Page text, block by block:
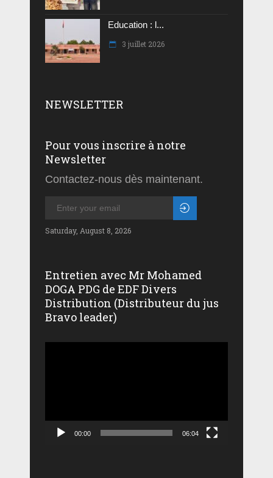
Education : l...
3 juillet 2026
NEWSLETTER
Pour vous inscrire à notre
Newsletter
Contactez-nous dès maintenant.
Saturday, August 8, 2026
Entretien avec Mr Mohamed
DOGA PDG de EDF Divers
Distribution (Distributeur du jus
Bravo leader)
00:00 06:04